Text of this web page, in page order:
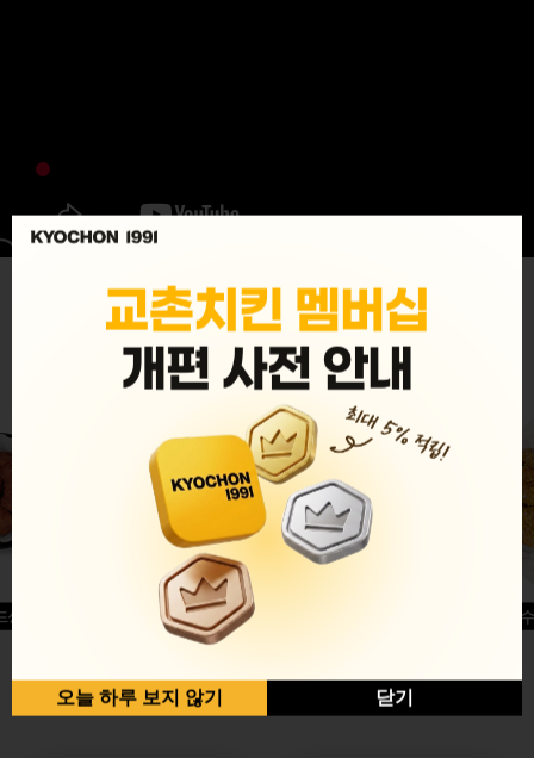
MENU
글윙
반반순살[레드+허니]
허니옥
오늘 하루 보지 않기 닫기